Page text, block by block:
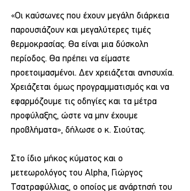
«Οι καύσωνες που έχουν μεγάλη διάρκεια
παρουσιάζουν και μεγαλύτερες τιμές
θερμοκρασίας. Θα είναι μια δύσκολη
περίοδος. Θα πρέπει να είμαστε
προετοιμασμένοι. Δεν χρειάζεται ανησυχία.
Χρειάζεται όμως προγραμματισμός και να
εφαρμόζουμε τις οδηγίες και τα μέτρα
προφύλαξης, ώστε να μην έχουμε
προβλήματα», δήλωσε ο κ. Σιούτας.
Στο ίδιο μήκος κύματος και ο
μετεωρολόγος του Alpha, Γιώργος
Τσατραφύλλιας,﻿ ο οποίος με ανάρτησή του